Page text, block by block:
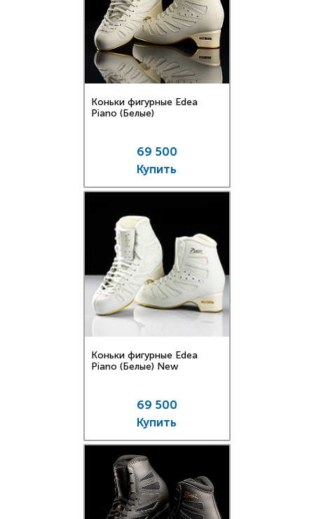
Коньки фигурные Edea
Piano (Белые)
69 500
Купить
Коньки фигурные Edea
Piano (Белые) New
69 500
Купить